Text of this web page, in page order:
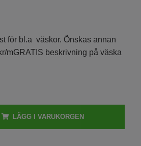
för bl.a väskor. Önskas annan
mGRATIS beskrivning på väska
LÄGG I VARUKORGEN